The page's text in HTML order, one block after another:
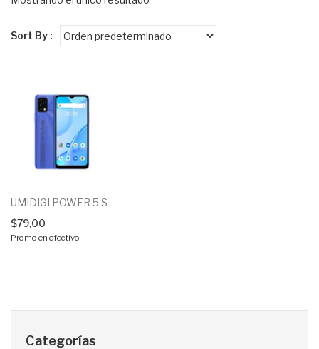
Sort By :
UMIDIGI POWER 5 S
$79,00
Promo en efectivo
Categorías